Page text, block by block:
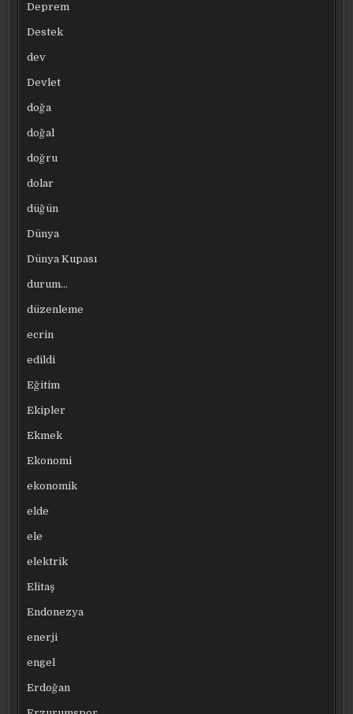
Deprem
Destek
dev
Devlet
doğa
doğal
doğru
dolar
düğün
Dünya
Dünya Kupası
durum…
düzenleme
ecrin
edildi
Eğitim
Ekipler
Ekmek
Ekonomi
ekonomik
elde
ele
elektrik
Elitaş
Endonezya
enerji
engel
Erdoğan